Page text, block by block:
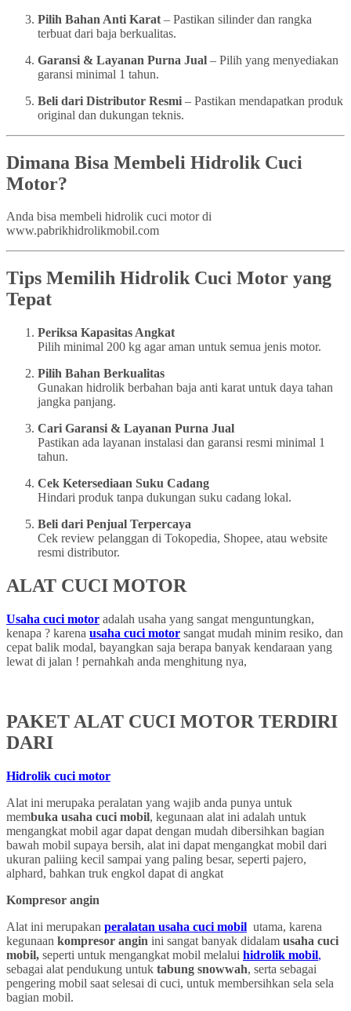
Pilih Bahan Anti Karat – Pastikan silinder dan rangka
terbuat dari baja berkualitas.
Garansi & Layanan Purna Jual – Pilih yang menyediakan
garansi minimal 1 tahun.
Beli dari Distributor Resmi – Pastikan mendapatkan produk
original dan dukungan teknis.
Dimana Bisa Membeli Hidrolik Cuci
Motor?
Anda bisa membeli hidrolik cuci motor di
www.pabrikhidrolikmobil.com
Tips Memilih Hidrolik Cuci Motor yang
Tepat
Periksa Kapasitas Angkat
Pilih minimal 200 kg agar aman untuk semua jenis motor.
Pilih Bahan Berkualitas
Gunakan hidrolik berbahan baja anti karat untuk daya tahan
jangka panjang.
Cari Garansi & Layanan Purna Jual
Pastikan ada layanan instalasi dan garansi resmi minimal 1
tahun.
Cek Ketersediaan Suku Cadang
Hindari produk tanpa dukungan suku cadang lokal.
Beli dari Penjual Terpercaya
Cek review pelanggan di Tokopedia, Shopee, atau website
resmi distributor.
ALAT CUCI MOTOR
Usaha cuci motor adalah usaha yang sangat menguntungkan,
kenapa ? karena usaha cuci motor sangat mudah minim resiko, dan
cepat balik modal, bayangkan saja berapa banyak kendaraan yang
lewat di jalan ! pernahkah anda menghitung nya,
PAKET ALAT CUCI MOTOR TERDIRI
DARI
Hidrolik cuci motor
Alat ini merupaka peralatan yang wajib anda punya untuk
membuka usaha cuci mobil, kegunaan alat ini adalah untuk
mengangkat mobil agar dapat dengan mudah dibersihkan bagian
bawah mobil supaya bersih, alat ini dapat mengangkat mobil dari
ukuran paliing kecil sampai yang paling besar, seperti pajero,
alphard, bahkan truk engkol dapat di angkat
Kompresor angin
Alat ini merupakan peralatan usaha cuci mobil utama, karena
kegunaan kompresor angin ini sangat banyak didalam usaha cuci
mobil, seperti untuk mengangkat mobil melalui hidrolik mobil,
sebagai alat pendukung untuk tabung snowwah, serta sebagai
pengering mobil saat selesai di cuci, untuk membersihkan sela sela
bagian mobil.